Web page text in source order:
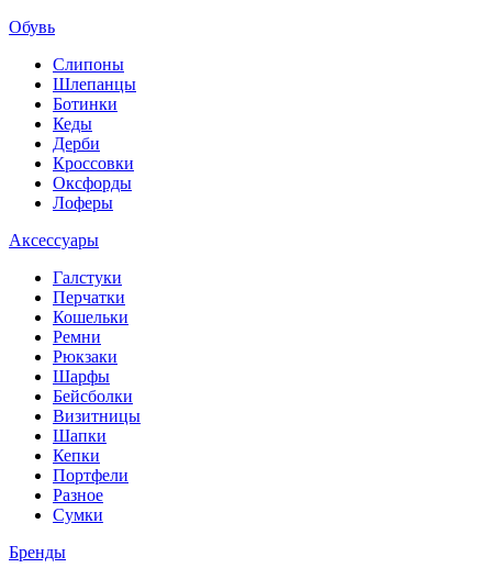
Обувь
Слипоны
Шлепанцы
Ботинки
Кеды
Дерби
Кроссовки
Оксфорды
Лоферы
Аксессуары
Галстуки
Перчатки
Кошельки
Ремни
Рюкзаки
Шарфы
Бейсболки
Визитницы
Шапки
Кепки
Портфели
Разное
Сумки
Бренды